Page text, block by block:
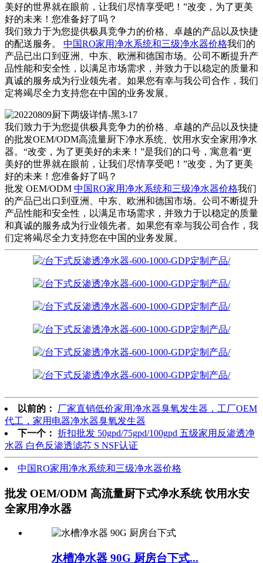
美好的世界就在眼前，让我们尽情享受吧！”改变，为了更美
好的未来！您准备好了吗？
我们致力于为您提供极具竞争力的价格、卓越的产品以及快捷
的配送服务。 中国RO家用净水系统和三级净水器价格我们的
产品已出口到亚洲、中东、欧洲和德国市场。公司不断提升产
品性能和安全性，以满足市场需求，并致力于以稳定的质量和
真诚的服务成为行业领先者。如果您有幸与我公司合作，我们
定将竭尽全力支持您在中国的业务发展。
我们致力于为您提供极具竞争力的价格、卓越的产品以及快捷
的批发OEM/ODM高流量厨下净水系统、饮用水安全家用净水
器。“改变，为了更美好的未来！”是我们的口号，寓意着“更
美好的世界就在眼前，让我们尽情享受吧！”改变，为了更美
好的未来！您准备好了吗？
批发 OEM/ODM 中国RO家用净水系统和三级净水器价格我们
的产品已出口到亚洲、中东、欧洲和德国市场。公司不断提升
产品性能和安全性，以满足市场需求，并致力于以稳定的质量
和真诚的服务成为行业领先者。如果您有幸与我公司合作，我
们定将竭尽全力支持您在中国的业务发展。
以前的：
厂家直销低价家用净水器臭氧发生器，工厂OEM
代工，家用电器净水器臭氧发生器
下一个： 折扣批发 50gpd/75gpd/100gpd 五级家用反渗透净
水器 白色反渗透滤芯 S NSF认证
中国RO家用净水系统和三级净水器价格
批发 OEM/ODM 高流量厨下式净水系统 饮用水安
全家用净水器
水槽净水器 90G 厨房台下式...